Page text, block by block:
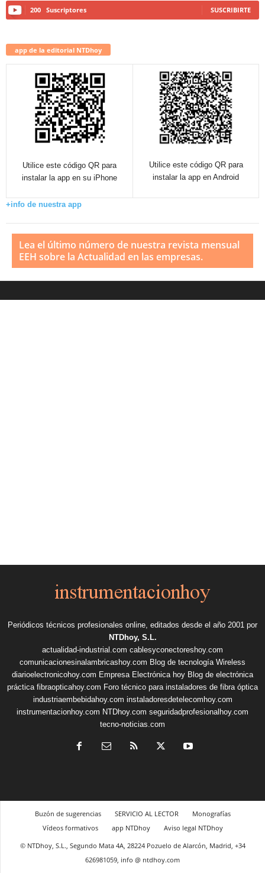
200 Suscriptores SUSCRIBIRTE
app de la editorial NTDhoy
Utilice este código QR para
instalar la app en su iPhone
Utilice este código QR para
instalar la app en Android
+info de nuestra app
Lea el último número de nuestra revista mensual
EEH sobre la Actualidad en las empresas.
Periódicos técnicos profesionales online, editados desde el año 2001 por
NTDhoy, S.L.
actualidad-industrial.com cablesyconectoreshoy.com
comunicacionesinalambricashoy.com Blog de tecnología Wireless
diarioelectronicohoy.com Empresa Electrónica hoy Blog de electrónica
práctica fibraopticahoy.com Foro técnico para instaladores de fibra óptica
industriaembebidahoy.com instaladoresdetelecomhoy.com
instrumentacionhoy.com NTDhoy.com seguridadprofesionalhoy.com
tecno-noticias.com
Buzón de sugerencias SERVICIO AL LECTOR
Monografías
Vídeos formativos
app NTDhoy
Aviso legal NTDhoy
© NTDhoy, S.L., Segundo Mata 4A, 28224 Pozuelo de Alarcón, Madrid, +34
626981059, info @ ntdhoy.com